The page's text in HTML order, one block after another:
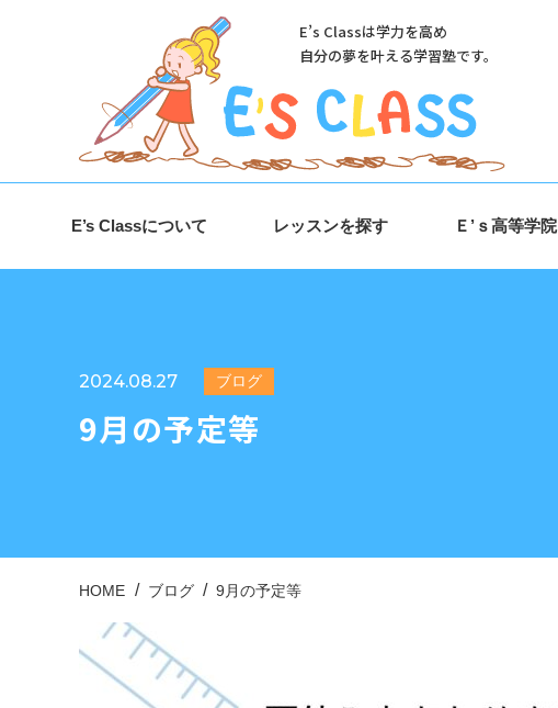
E’s Classは学力を高め
自分の夢を叶える学習塾です。
E’s Classについて レッスンを探す Ｅ’ｓ高等学院
2024.08.27 ブログ
9月の予定等
HOME ブログ 9月の予定等